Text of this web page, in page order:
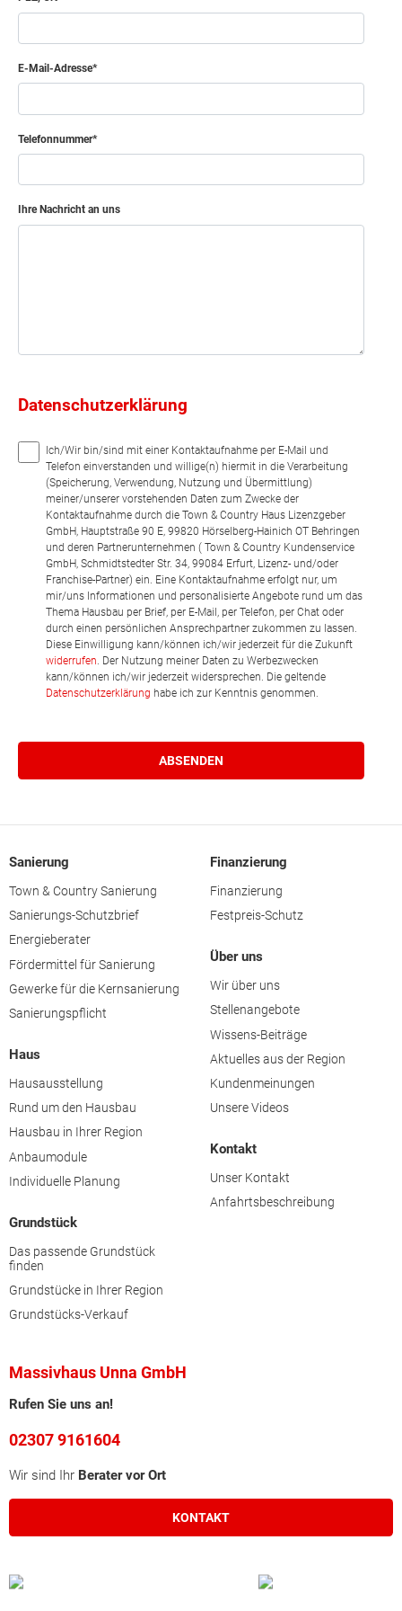
Schlafen
Kind
Flur
E-Mail-Adresse
Telefonnummer
Ihre Nachricht an uns
Datenschutzerklärung
Ich/Wir bin/sind mit einer Kontaktaufnahme per E-Mail und
Telefon einverstanden und willige(n) hiermit in die Verarbeitung
(Speicherung, Verwendung, Nutzung und Übermittlung)
meiner/unserer vorstehenden Daten zum Zwecke der
Kontaktaufnahme durch die Town & Country Haus Lizenzgeber
GmbH, Hauptstraße 90 E, 99820 Hörselberg-Hainich OT Behringen
und deren Partnerunternehmen ( Town & Country Kundenservice
GmbH, Schmidtstedter Str. 34, 99084 Erfurt, Lizenz- und/oder
Franchise-Partner) ein. Eine Kontaktaufnahme erfolgt nur, um
mir/uns Informationen und personalisierte Angebote rund um das
Thema Hausbau per Brief, per E-Mail, per Telefon, per Chat oder
durch einen persönlichen Ansprechpartner zukommen zu lassen.
Diese Einwilligung kann/können ich/wir jederzeit für die Zukunft
widerrufen. Der Nutzung meiner Daten zu Werbezwecken
kann/können ich/wir jederzeit widersprechen. Die geltende
Datenschutzerklärung habe ich zur Kenntnis genommen.
Sanierung
Town & Country Sanierung
Sanierungs-Schutzbrief
Energieberater
Fördermittel für Sanierung
Gewerke für die Kernsanierung
Sanierungspflicht
Haus
Hausausstellung
Rund um den Hausbau
Hausbau in Ihrer Region
Anbaumodule
Individuelle Planung
Grundstück
Das passende Grundstück
finden
Grundstücke in Ihrer Region
Grundstücks-Verkauf
Finanzierung
Finanzierung
Festpreis-Schutz
Über uns
Wir über uns
Stellenangebote
Wissens-Beiträge
Aktuelles aus der Region
Kundenmeinungen
Unsere Videos
Kontakt
Unser Kontakt
Anfahrtsbeschreibung
Massivhaus Unna GmbH
Rufen Sie uns an!
02307 9161604
Wir sind Ihr Berater vor Ort
KONTAKT